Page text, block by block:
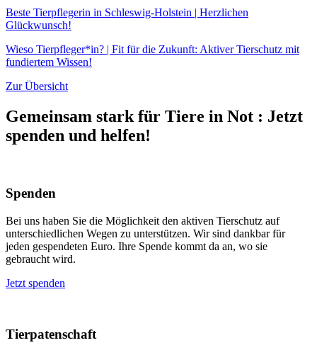
Beste Tierpflegerin in Schleswig-Holstein | Herzlichen
Glückwunsch!
Wieso Tierpfleger*in? | Fit für die Zukunft: Aktiver Tierschutz mit
fundiertem Wissen!
Zur Übersicht
Gemeinsam stark für Tiere in Not : Jetzt
spenden und helfen!
Spenden
Bei uns haben Sie die Möglichkeit den aktiven Tierschutz auf
unterschiedlichen Wegen zu unterstützen. Wir sind dankbar für
jeden gespendeten Euro. Ihre Spende kommt da an, wo sie
gebraucht wird.
Jetzt spenden
Tierpatenschaft